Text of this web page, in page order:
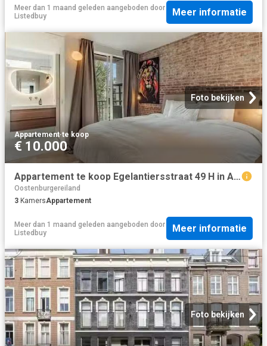
Meer dan 1 maand geleden aangeboden door
Listedbuy
Meer informatie
Foto bekijken
Appartement·te koop
€ 10.000
Appartement te koop Egelantiersstraat 49 H in Amsterdam voor €.
Oostenburgereiland
3 KamersAppartement
Meer dan 1 maand geleden aangeboden door
Listedbuy
Meer informatie
Foto bekijken